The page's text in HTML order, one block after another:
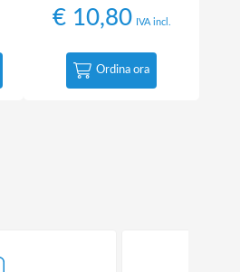
€10,80 IVA incl.
Ordina ora